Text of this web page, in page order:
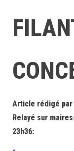
Article rédigé par
Relayé sur
23h36: